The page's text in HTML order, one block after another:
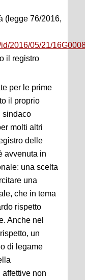
(legge 76/2016,
2016/05/21/
il registro
per le prime
il proprio
sindaco
molti altri
delle
avvenuta in
una scelta
una
che in tema
rispetto
Anche nel
un
di legame
non